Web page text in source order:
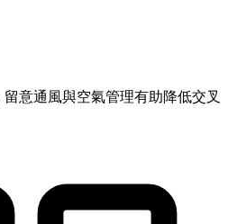
意通風與空氣管理有助降低交叉